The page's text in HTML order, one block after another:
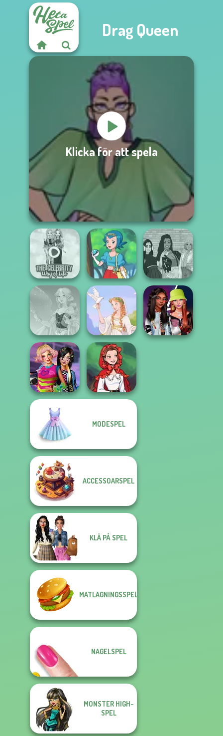
Drag Queen
Klicka för att spela
The Celebrity Way
Of Life
Pokegirl
The Fly Squad:
#squadgoals
Faithful Elf Greek Gods
BFFs Weirdcore
Aesthetic
Little Red Riding
MODESPEL
ACCESSOARSPEL
KLÄ PÅ SPEL
MATLAGNINGSSPEL
NAGELSPEL
MONSTER HIGH-
SPEL